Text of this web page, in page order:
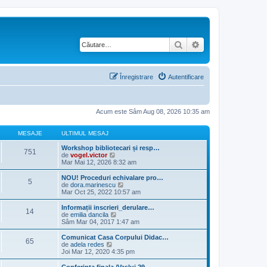
Căutare
Autentificare
Înregistrare
Acum este Sâm Aug 08, 2026 10:35 am
MESAJE ULTIMUL MESAJ
751
Workshop bibliotecari și resp…
de vogel.victor
e
z
i
u
l
i
m
u
l
e
a
j
Mar Mai 12, 2026 8:32 am
5
NOU! Proceduri echivalare pro…
de dora.marinescu
e
z
i
l
m
Mar Oct 25, 2022 10:57 am
14
Informații inscrieri_derulare…
de emilia dancila
e
z
i
l
i
Sâm Mar 04, 2017 1:47 am
65
Comunicat Casa Corpului Didac…
de adela redes
e
z
i
Joi Mar 12, 2020 4:35 pm